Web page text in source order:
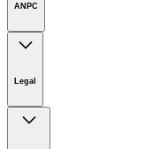
ANPC
Legal